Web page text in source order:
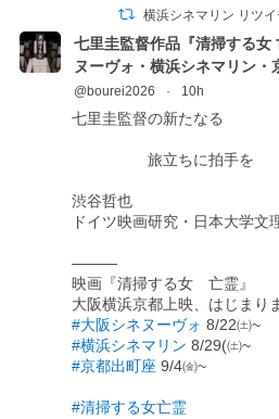
横浜シネマリン リツ
七里圭監督作品『清掃する女
ヌーヴォ・横浜シネマリン・
@bourei2026 · 10h
七里圭監督の新たなる
旅立ちに拍手を
渋谷哲也
ドイツ映画研究・日本大学文
―――
映画『清掃する女 亡霊』
大阪横浜京都上映、はじまり
#大阪シネヌーヴォ 8/22㈯~
#横浜シネマリン 8/29(㈯~
#京都出町座 9/4㈮~
#清掃する女亡霊